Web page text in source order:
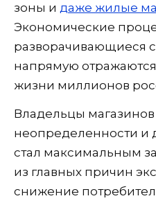
зоны и даже жилые
Экономические
разворачивающиеся
напрямую
жизни миллионов
Владельцы
неопределенности и
стал максимальным
из главных причин
снижение